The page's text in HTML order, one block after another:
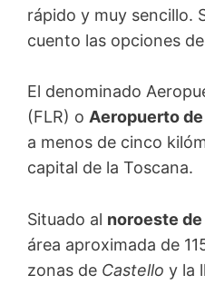
rápido y muy sencillo.
cuento las opciones
El denominado
(FLR) o Aeropuerto
a menos de cinco
capital de la Toscana.
Situado al noroeste
área aproximada de
zonas de Castello y la